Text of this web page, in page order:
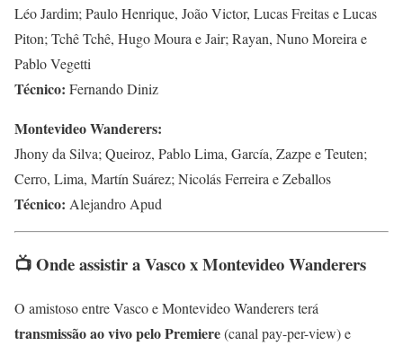
Léo Jardim; Paulo Henrique, João Victor, Lucas Freitas e Lucas
Piton; Tchê Tchê, Hugo Moura e Jair; Rayan, Nuno Moreira e
Pablo Vegetti
Técnico: Fernando Diniz
Montevideo Wanderers:
Jhony da Silva; Queiroz, Pablo Lima, García, Zazpe e Teuten;
Cerro, Lima, Martín Suárez; Nicolás Ferreira e Zeballos
Técnico: Alejandro Apud
📺 Onde assistir a Vasco x Montevideo Wanderers
O amistoso entre Vasco e Montevideo Wanderers terá
transmissão ao vivo pelo Premiere(canal pay-per-view) e